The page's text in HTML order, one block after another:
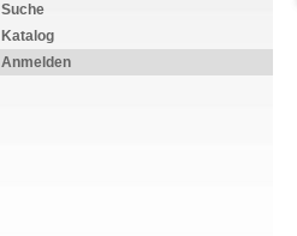
Suche
Katalog
Anmelden